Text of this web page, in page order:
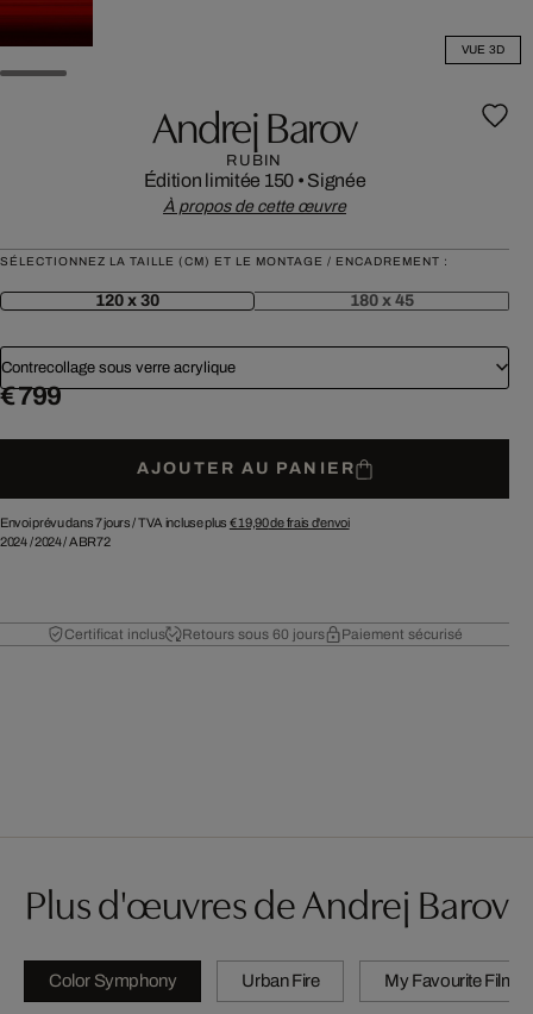
VUE 3D
Andrej Barov
RUBIN
Édition limitée 150 • Signée
À propos de cette œuvre
SÉLECTIONNEZ LA TAILLE (CM) ET LE MONTAGE / ENCADREMENT :
120 x 30 180 x 45
Contrecollage sous verre acrylique
€ 799
AJOUTER AU PANIER
Envoi prévu dans 7 jours /TVA incluse plus € 19,90de frais d'envoi
2024/2024/ABR72
Certificat inclus Retours sous 60 jours Paiement sécurisé
Plus d'œuvres de Andrej Barov
Color Symphony Urban Fire My Favourite Films